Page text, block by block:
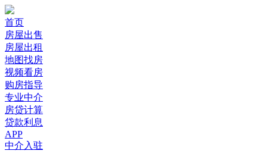
首页
房屋出售
房屋出租
地图找房
视频看房
购房指导
专业中介
房贷计算
贷款利息
APP
中介入驻